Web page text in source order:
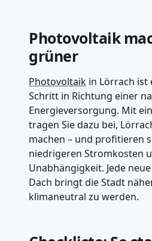
Photovoltaik
grüner
Photovoltaik in Lörrach ist
Schritt in Richtung einer
Energieversorgung. Mit
tragen Sie dazu bei,
machen – und profitieren
niedrigeren Stromkosten
Unabhängigkeit. Jede
Dach bringt die Stadt
klimaneutral zu werden.